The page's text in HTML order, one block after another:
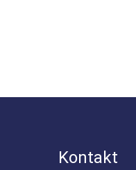
Kontakt